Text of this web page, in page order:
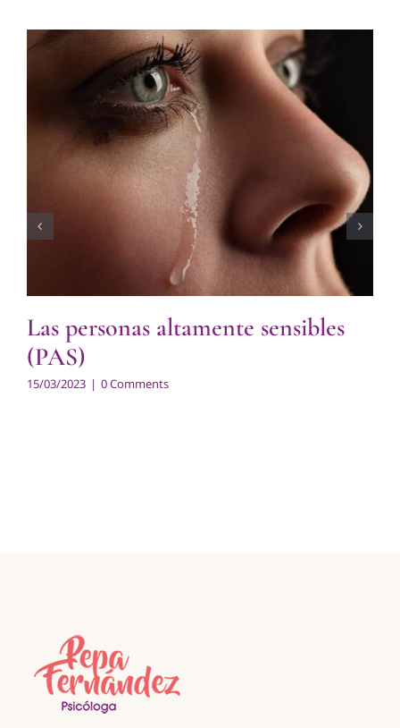
Las personas altamente sensibles
(PAS)
15/03/2023 | 0 Comments